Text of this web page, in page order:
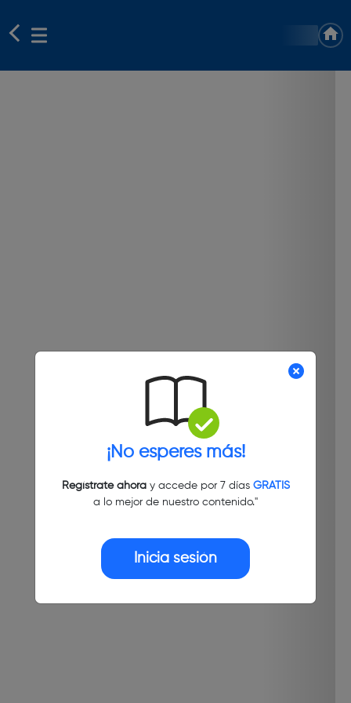
¡No esperes más!
Regístrate ahoray accede por 7 días GRATIS
a lo mejor de nuestro contenido."
Inicia sesión